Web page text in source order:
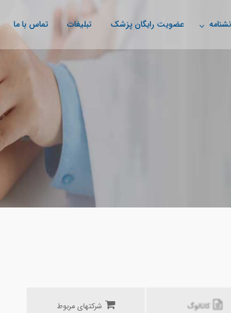
عضویت رایگان پزشک تبلیغات تماس با ما
کاتالوگ شرکتهای مربوط